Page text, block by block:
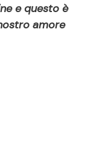
e questo è
amore